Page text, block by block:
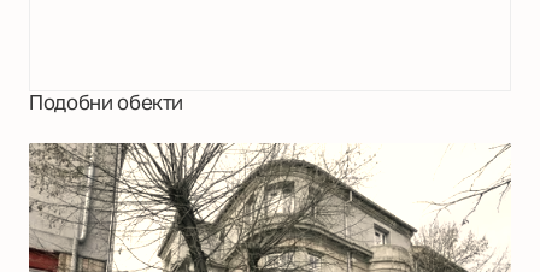
Подобни обекти